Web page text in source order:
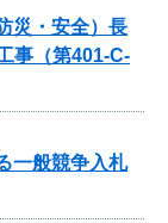
災・安全）長
事（第401-C-
一般競争入札